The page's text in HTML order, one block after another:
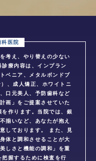
考え、やり替えの少ない
療内容は、インプラン
ベニア、メタルボンドブ
、成人矯正、ホワイトニ
口元美人、予防歯科など
画」をご提案させていた
作ります。当院では、銀
揃いなど、あなたが抱え
しております。 また、見
体と調和させることが大
しさと機能の調和」を重
握するために検査を行